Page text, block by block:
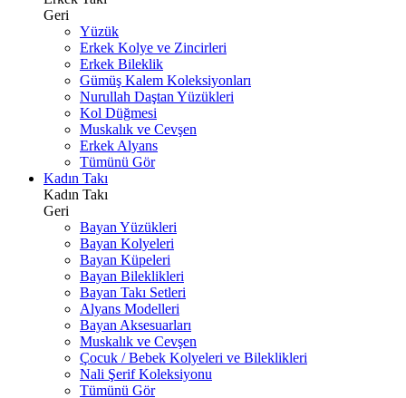
Geri
Yüzük
Erkek Kolye ve Zincirleri
Erkek Bileklik
Gümüş Kalem Koleksiyonları
Nurullah Daştan Yüzükleri
Kol Düğmesi
Muskalık ve Cevşen
Erkek Alyans
Tümünü Gör
Kadın Takı
Kadın Takı
Geri
Bayan Yüzükleri
Bayan Kolyeleri
Bayan Küpeleri
Bayan Bileklikleri
Bayan Takı Setleri
Alyans Modelleri
Bayan Aksesuarları
Muskalık ve Cevşen
Çocuk / Bebek Kolyeleri ve Bileklikleri
Nali Şerif Koleksiyonu
Tümünü Gör